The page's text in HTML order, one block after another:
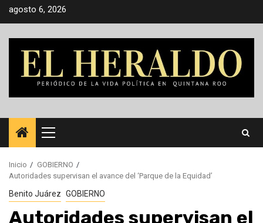
Saltar
agosto 6, 2026
Menú
principal
Inicio
GOBIERNO
Autoridades supervisan el avance del ‘Parque de la Equidad’
Benito Juárez GOBIERNO
Autoridades supervisan el